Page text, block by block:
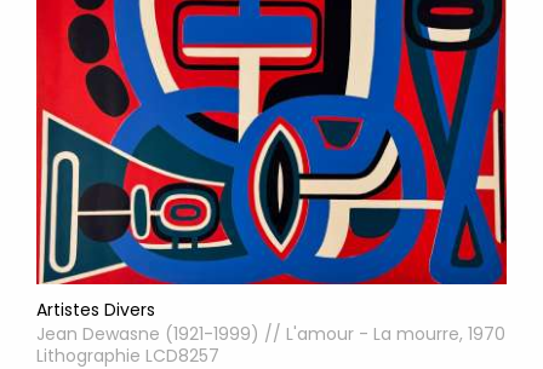
Artistes Divers
Jean Dewasne (1921-1999) // L'amour - La mourre, 1970
Lithographie LCD8257